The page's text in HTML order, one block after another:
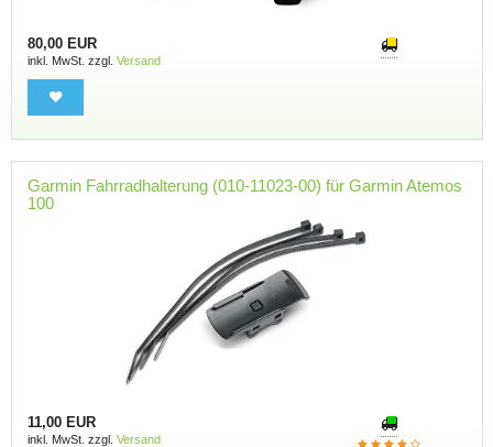
80,00 EUR
inkl. MwSt. zzgl. Versand
Garmin Fahrradhalterung (010-11023-00) für Garmin Atemos
100
11,00 EUR
inkl. MwSt. zzgl. Versand